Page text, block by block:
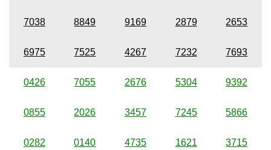
7038 8849 9169 2879 2653
6975 7525 4267 7232 7693
0426 7055 2676 5304 9392
0855 2026 3457 7245 5866
0282 0140 4735 1621 3715